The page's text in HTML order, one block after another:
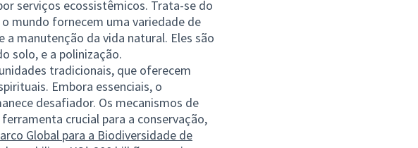
serviços ecossistêmicos. Trata-se do
mundo fornecem uma variedade de
manutenção da vida natural. Eles são
solo, e a polinização.
tradicionais, que oferecem
Embora essenciais, o
desafiador. Os mecanismos de
crucial para a conservação,
Global para a Biodiversidade de